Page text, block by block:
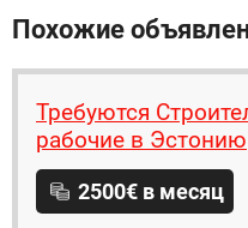
Похожие
Требуются
рабочие в Эстонию
2500€ в месяц